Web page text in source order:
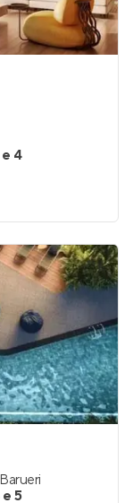
4
Barueri
e 5